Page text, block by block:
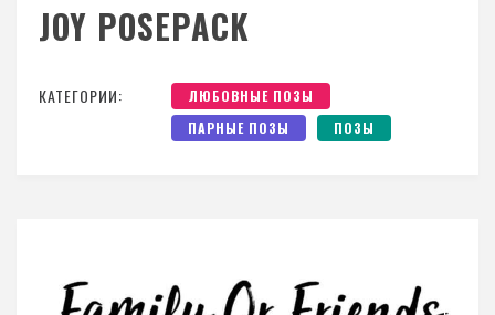
JOY POSEPACK
КАТЕГОРИИ:
ЛЮБОВНЫЕ ПОЗЫ
ПАРНЫЕ ПОЗЫ
ПОЗЫ